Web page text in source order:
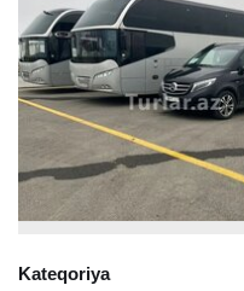
Kateqoriya